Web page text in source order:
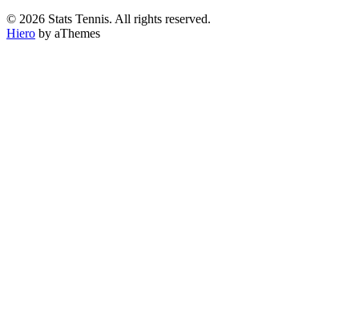
© 2026 Stats Tennis. All rights reserved.
Hiero by aThemes